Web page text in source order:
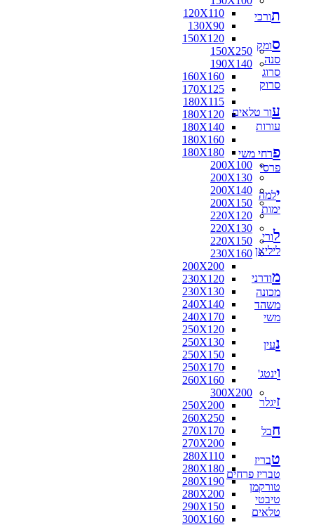
120X110
130X90
150X120
150X250
190X140
160X160
170X125
180X115
180X120
180X140
180X160
180X180
200X100
200X130
200X140
200X150
220X120
220X130
220X150
230X160
200X200
230X120
230X130
240X140
240X170
250X120
250X130
250X150
250X170
260X160
300X200
250X200
260X250
270X170
270X200
280X110
280X180
280X190
280X200
290X150
300X160
תורכי
סומק
סנה
סרוג
סרוק
עור טלאים
עורות
פרחי משי
פרסי
ילמה
ימות
לורי
ליליאן
מודרני
מכונה
משהד
משי
נעין
וינטג'
זיגלר
חבל
טבריז
טבריז פרחים
טורקמן
טיבטי
טלאים